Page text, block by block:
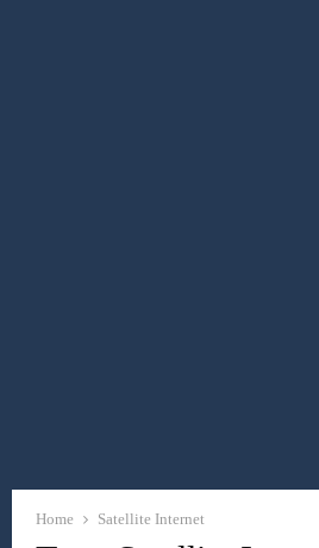
Home Satellite Internet